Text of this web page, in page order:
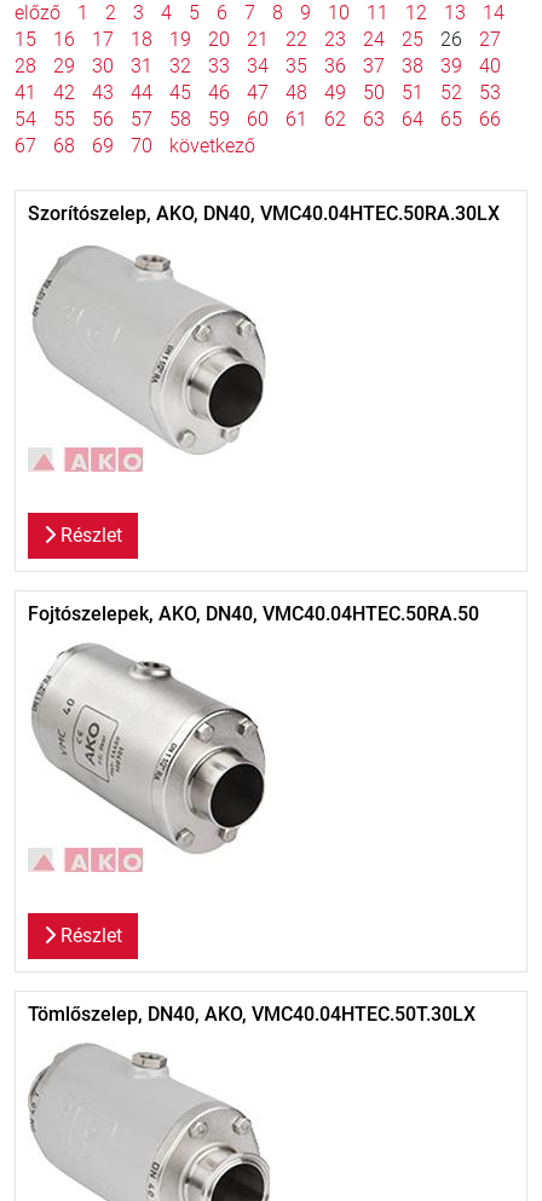
előző 1 2 3 4 5 6 7 8 9 10 11 12 13
14
15
16 17 18 19 20 21 22 23 24 25 26
27
28
29 30 31 32 33 34 35 36 37 38 39
40
41
42 43 44 45 46 47 48 49 50 51 52
53
54
55 56 57 58 59 60 61 62 63 64 65
66
67
68 69 70 következő
Szorítószelep, AKO, DN40, VMC40.04HTEC.50RA.30LX
Részlet
Fojtószelepek, AKO, DN40, VMC40.04HTEC.50RA.50
Részlet
Tömlőszelep, DN40, AKO, VMC40.04HTEC.50T.30LX